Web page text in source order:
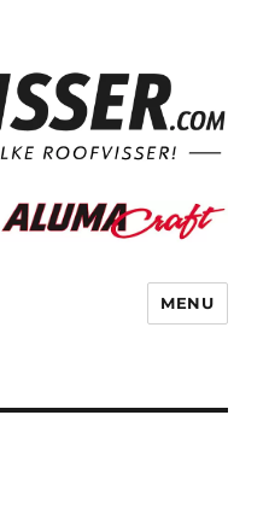
MENU